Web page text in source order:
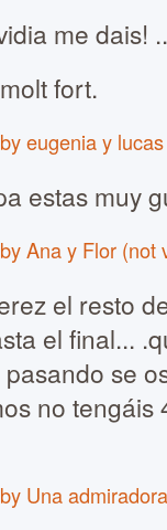
me dais!
fort.
eugenia y
estas muy
Ana y Flor
el resto
el final...
se
no tengáis
Una